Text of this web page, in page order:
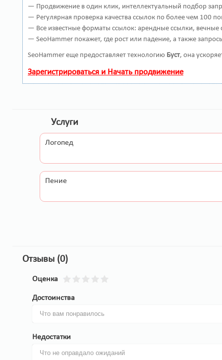
— Продвижение в один клик, интеллектуальный подбор
— Регулярная проверка качества ссылок по более чем 100
— Все известные форматы ссылок: арендные ссылки,
— SeoHammer покажет, где рост или падение, а также
SeoHammer еще предоставляет технологию Буст, она
Зарегистрироваться и Начать продвижение
Услуги
Логопед
Пение
Отзывы (0)
Оценка
Достоинства
Недостатки